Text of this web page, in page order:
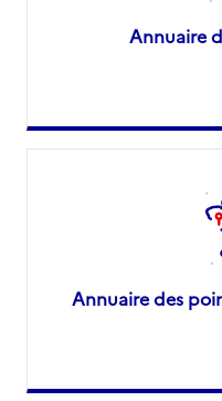
Annuaire
Annuaire des